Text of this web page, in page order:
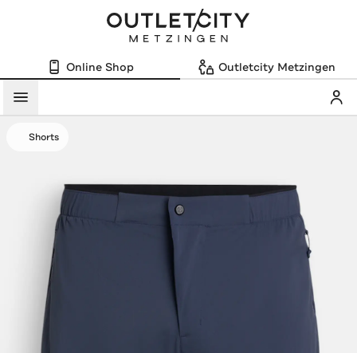
Online Shop Outletcity Metzingen
Menü
Shorts